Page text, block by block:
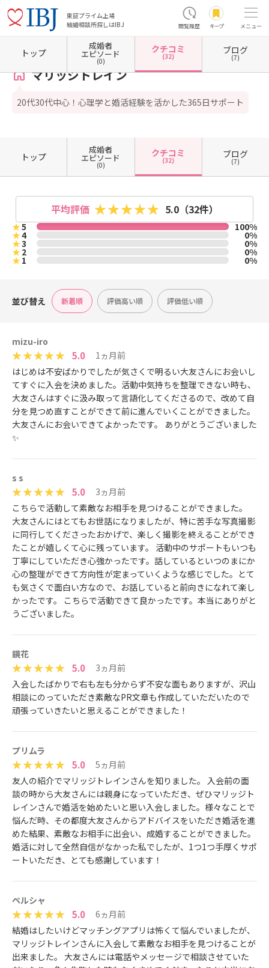
東証プライム上場
結婚相談所探しはIBJ
閲覧履歴 キープ メニュー
ホーム 秋田県の結婚相談所 秋田県秋田市 マリッジトレイン クチコミ一覧
マリッジトレイン
20代30代中心！心理学と婚活経験を活かした365日サポート
トップ
成婚者
エピソード
(0)
クチコミ
(32)
ブログ
(7)
トップ
成婚者
エピソード
(0)
クチコミ
(32)
ブログ
(7)
平均評価 5.0（32件）
★5 100%
★4 0%
★3 0%
★2 0%
★1 0%
並び替え 新着順 評価高い順 評価低い順
mizu-iro
5.0
1ヵ月前
はじめは不安ばかりでしたが気さくで明るい大友さんにお会いし
てすぐに入会を決めました。活動中気持ちを整理できない時も、
大友さんはすぐに汲み取って言語化してくださるので、改めて自
分を見つめ直すことができて前に進んでいくことができました。
大友さんにお会いできてよかったです。 ありがとうございました
✨
s s
5.0
3ヵ月前
こちらで活動して素敵なお相手を見つけることができました。
大友さんにはとてもお世話になりましたが、特に苦手な写真撮影
に同行してくださったおかげで、楽しく撮影を終えることができ
たことが嬉しくて心に残っています。 活動中のサポートもいつも
丁寧にしていただき心強かったです。話しているといつのまにか
心の整理ができて方向性が定まっていくような感じでした。とて
も気さくで面白い方なので、お話していると前向きになれて楽し
かったです。 こちらで活動できて良かったです。本当にありがと
うございました。
鏡花
5.0
3ヵ月前
入会したばかりで右も左も分からず不安な面もありますが、沢山
相談にのっていただき素敵なPR文章も作成していただいたので
頑張っていきたいと思えることができました！
プリムラ
5.0
5ヵ月前
友人の紹介でマリッジトレインさんを知りました。 入会前の面
談の時から大友さんには親身になっていただき、ぜひマリッジト
レインさんで婚活を始めたいと思い入会しました。様々なことで
悩んだ時、その都度大友さんからアドバイスをいただき婚活を進
めた結果、素敵なお相手に出会い、成婚することができました。
婚活に対して全然自信がなかった私でしたが、1つ1つ手厚くサポ
ートいただき、とても感謝しています！
ペルシャ
5.0
6ヵ月前
結婚はしたいけどマッチングアプリは怖くて悩んでいましたが、
マリッジトレインさんに入会して素敵なお相手を見つけることが
出来ました。 大友さんには電話やメッセージで相談させていた